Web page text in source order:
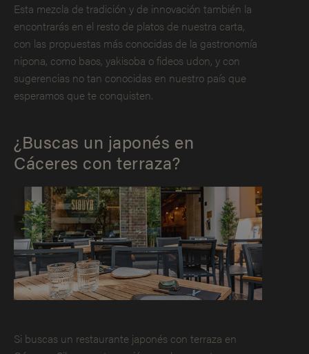
Esta mezcla de tradición y de innovación también la
encontrarás en el resto de platos de nuestra carta,
con las propuestas más conocidas de la gastronomía
nipona, como baos, yakisoba o fideos udon, y con
sugerencias no tan conocidas en nuestro país que
esperamos que te conquisten.
¿Buscas un japonés en
Cáceres con terraza?
Si buscas un restaurante japonés con terraza en